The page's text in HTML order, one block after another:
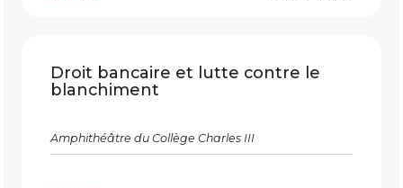
Droit bancaire et lutte contre le
blanchiment
Amphithéâtre du Collège Charles III